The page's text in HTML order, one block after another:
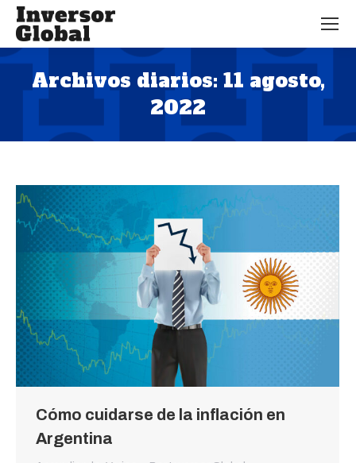
Archivos diarios: 11 agosto,
2022
Estás aquí:
Cómo cuidarse de la inflación en
Argentina